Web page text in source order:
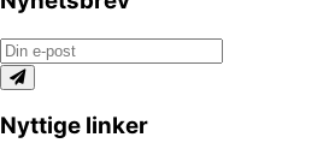
Nyttige linker